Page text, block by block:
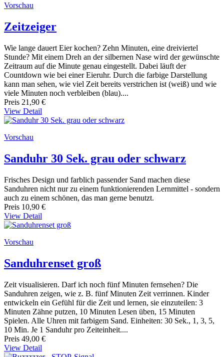
Vorschau
Zeitzeiger
Wie lange dauert Eier kochen? Zehn Minuten, eine dreiviertel
Stunde? Mit einem Dreh an der silbernen Nase wird der gewünschte
Zeitraum auf die Minute genau eingestellt. Dabei läuft der
Countdown wie bei einer Eieruhr. Durch die farbige Darstellung
kann man sehen, wie viel Zeit bereits verstrichen ist (weiß) und wie
viele Minuten noch verbleiben (blau)....
Preis 21,90 €
View Detail
Vorschau
Sanduhr 30 Sek. grau oder schwarz
Frisches Design und farblich passender Sand machen diese
Sanduhren nicht nur zu einem funktionierenden Lernmittel - sondern
auch zu einem schönen, das man gerne benutzt.
Preis 10,90 €
View Detail
Vorschau
Sanduhrenset groß
Zeit visualisieren. Darf ich noch fünf Minuten fernsehen? Die
Sanduhren zeigen, wie z. B. fünf Minuten Zeit verrinnen. Kinder
entwickeln ein Gefühl für die Zeit und lernen, sie einzuteilen: 3
Minuten Zähne putzen, 10 Minuten Lesen üben, 15 Minuten
Spielen. Alle Uhren mit farbigem Sand. Einheiten: 30 Sek., 1, 3, 5,
10 Min. Je 1 Sanduhr pro Zeiteinheit....
Preis 49,00 €
View Detail